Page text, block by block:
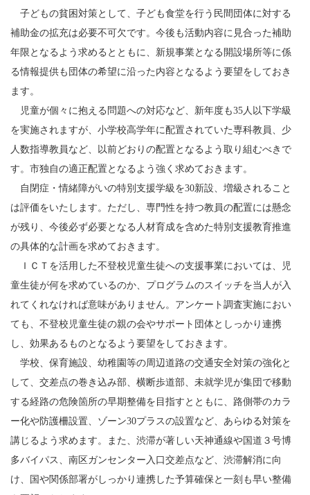
子どもの貧困対策として、子ども食堂を行う民間団体に対する
補助金の拡充は必要不可欠です。今後も活動内容に見合った補助
年限となるよう求めるとともに、新規事業となる開設場所等に係
る情報提供も団体の希望に沿った内容となるよう要望をしておき
ます。
児童が個々に抱える問題への対応など、新年度も35人以下学級
を実施されますが、小学校高学年に配置されていた専科教員、少
人数指導教員など、以前どおりの配置となるよう取り組むべきで
す。市独自の適正配置となるよう強く求めておきます。
自閉症・情緒障がいの特別支援学級を30新設、増級されること
は評価をいたします。ただし、専門性を持つ教員の配置には懸念
が残り、今後必ず必要となる人材育成を含めた特別支援教育推進
の具体的な計画を求めておきます。
ＩＣＴを活用した不登校児童生徒への支援事業においては、児
童生徒が何を求めているのか、プログラムのスイッチを当人が入
れてくれなければ意味がありません。アンケート調査実施におい
ても、不登校児童生徒の親の会やサポート団体としっかり連携
し、効果あるものとなるよう要望をしておきます。
学校、保育施設、幼稚園等の周辺道路の交通安全対策の強化と
して、交差点の巻き込み部、横断歩道部、未就学児が集団で移動
する経路の危険箇所の早期整備を目指すとともに、路側帯のカラ
ー化や防護柵設置、ゾーン30プラスの設置など、あらゆる対策を
講じるよう求めます。また、渋滞が著しい天神通線や国道３号博
多バイパス、南区ガンセンター入口交差点など、渋滞解消に向
け、国や関係部署がしっかり連携した予算確保と一刻も早い整備